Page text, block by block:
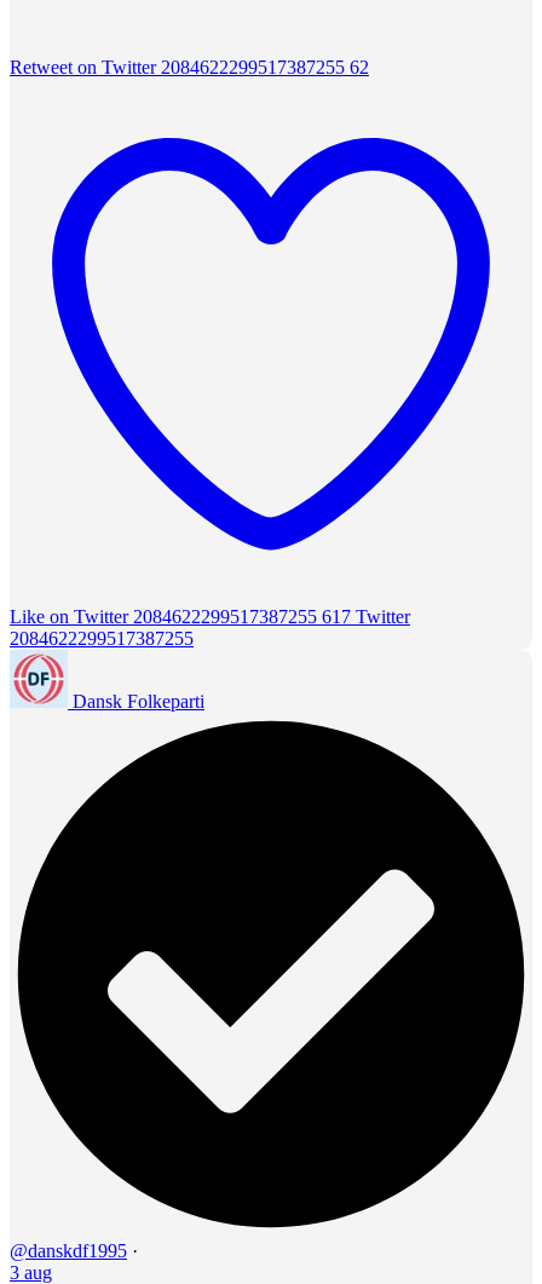
Retweet on Twitter 2084622299517387255 62
Like on Twitter 2084622299517387255 617 Twitter
2084622299517387255
Dansk Folkeparti
@danskdf1995 ·
3 aug